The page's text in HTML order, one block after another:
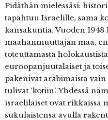
Pidäthän mielessäsi:
tapahtuu Israelille, sama
kansakuntia. Vuoden
maahanmuuttajan maa,
toteuttamasta
euroopanjuutalaiset ja
pakenivat arabimaista
tulivat ‘kotiin’. Yhdessä
israelilaiset ovat rikkaissa
sukulaistensa avulla